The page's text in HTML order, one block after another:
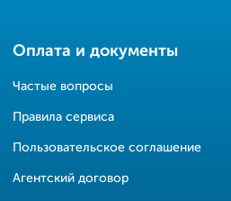
Оплата и документы
Частые вопросы
Правила сервиса
Пользовательское соглашение
Агентский договор